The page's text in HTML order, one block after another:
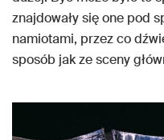
znajdowały się one pod
namiotami, przez co
sposób jak ze sceny